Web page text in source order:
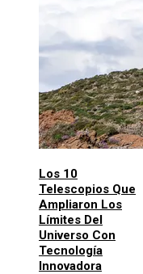
Los 10
Telescopios Que
Ampliaron Los
Límites Del
Universo Con
Tecnología
Innovadora